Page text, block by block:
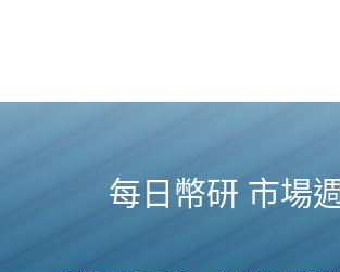
每日幣研 市場